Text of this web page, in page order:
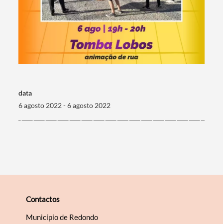
Termo de Pesquisa
Categorias gerais
data
6 agosto 2022 - 6 agosto 2022
Contactos
Município de Redondo